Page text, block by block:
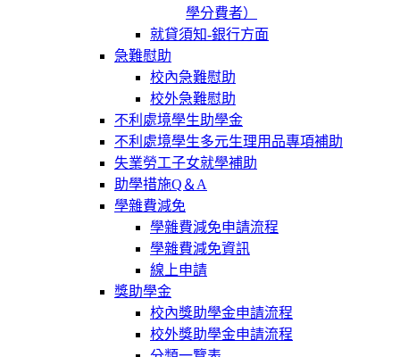
學分費者）
就貸須知-銀行方面
急難慰助
校內急難慰助
校外急難慰助
不利處境學生助學金
不利處境學生多元生理用品專項補助
失業勞工子女就學補助
助學措施Q＆A
學雜費減免
學雜費減免申請流程
學雜費減免資訊
線上申請
獎助學金
校內獎助學金申請流程
校外獎助學金申請流程